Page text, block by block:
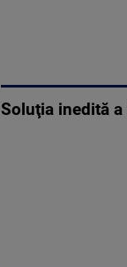
Soluţia inedită